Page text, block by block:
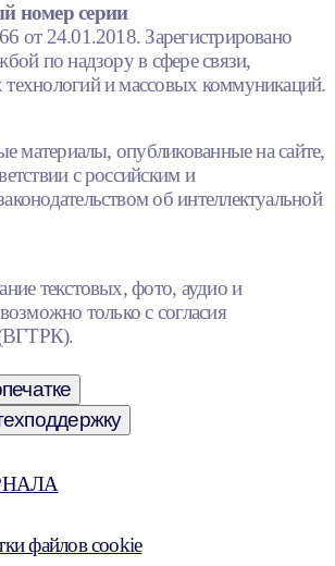
номер серии
24.01.2018. Зарегистрировано
по надзору в сфере связи,
и массовых коммуникаций.
материалы, опубликованные на сайте,
с российским и
об интеллектуальной
текстовых, фото, аудио и
только с согласия
(ВГТРК).
файлов cookie